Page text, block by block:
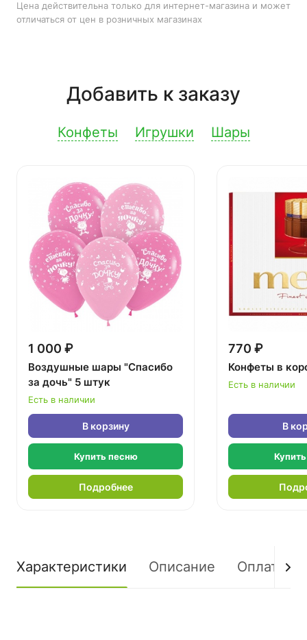
Цена действительна только для интернет-магазина и может
отличаться от цен в розничных магазинах
Добавить к заказу
Конфеты Игрушки Шары
1 000 ₽
Воздушные шары "Спасибо
за дочь" 5 штук
Есть в наличии
В корзину
Купить песню
Подробнее
770 ₽
Конфеты в
Есть в наличии
В
Характеристики Описание Оплата